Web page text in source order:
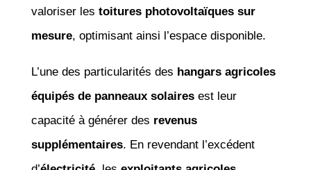
valoriser les toitures photovoltaïques sur
mesure, optimisant ainsi l’espace disponible.
L’une des particularités des hangars agricoles
équipés de panneaux solairesest leur
capacité à générer des revenus
supplémentaires. En revendant l’excédent